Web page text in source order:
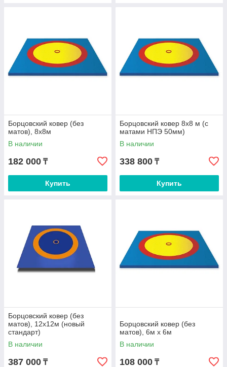
Борцовский ковер (без
матов), 8х8м
В наличии
182 000 ₸
Купить
Борцовский ковер 8х8 м (с
матами НПЭ 50мм)
В наличии
338 800 ₸
Купить
Борцовский ковер (без
матов), 12х12м (новый
стандарт)
В наличии
387 000 ₸
Борцовский ковер (без
матов), 6м х 6м
В наличии
108 000 ₸